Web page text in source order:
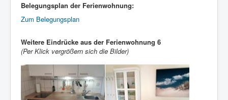
Belegungsplan der Ferienwohnung:
Zum Belegungsplan
Weitere Eindrücke aus der Ferienwohnung 6
(Per Klick vergrößern sich die Bilder)